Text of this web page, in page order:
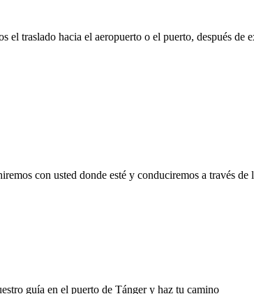
el traslado hacia el aeropuerto o el puerto, después de
con usted donde esté y conduciremos a través de
guía en el puerto de Tánger y haz tu camino